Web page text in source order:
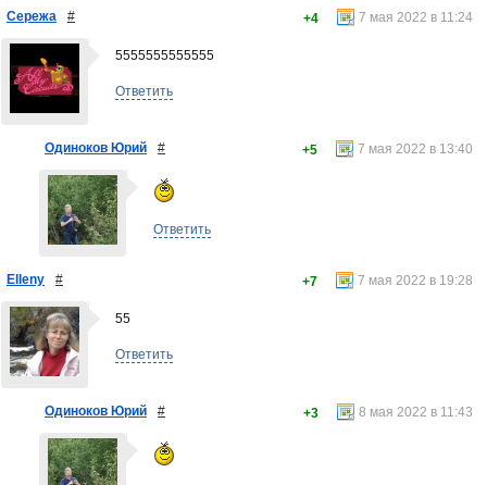
Сережа # 7 мая 2022 в 11:24
+4
5555555555555
Ответить
Одиноков Юрий # 7 мая 2022 в 13:40
+5
Ответить
Elleny # 7 мая 2022 в 19:28
+7
55
Ответить
Одиноков Юрий # 8 мая 2022 в 11:43
+3